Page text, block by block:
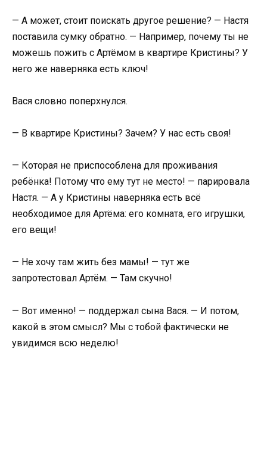
— А может, стоит поискать другое решение? — Настя
поставила сумку обратно. — Например, почему ты не
можешь пожить с Артёмом в квартире Кристины? У
него же наверняка есть ключ!
Вася словно поперхнулся.
— В квартире Кристины? Зачем? У нас есть своя!
— Которая не приспособлена для проживания
ребёнка! Потому что ему тут не место! — парировала
Настя. — А у Кристины наверняка есть всё
необходимое для Артёма: его комната, его игрушки,
его вещи!
— Не хочу там жить без мамы! — тут же
запротестовал Артём. — Там скучно!
— Вот именно! — поддержал сына Вася. — И потом,
какой в этом смысл? Мы с тобой фактически не
увидимся всю неделю!